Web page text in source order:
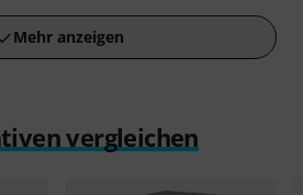
Mehr anzeigen
vergleichen